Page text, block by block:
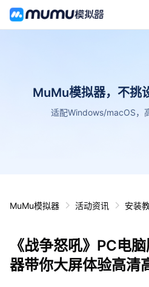
MuMu模拟器，不挑
适配Windows/macOS，
MuMu模拟器 活动资讯 安装
《战争怒吼》PC电
器带你大屏体验高清